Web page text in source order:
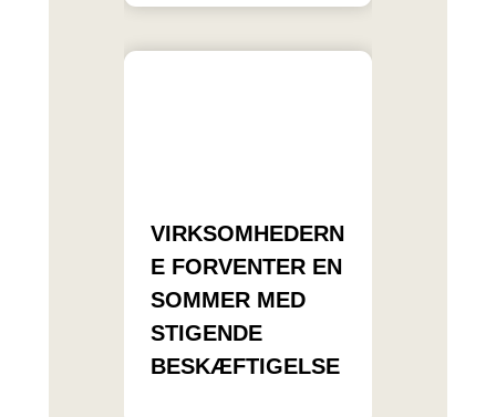
VIRKSOMHEDERN
E FORVENTER EN
SOMMER MED
STIGENDE
BESKÆFTIGELSE